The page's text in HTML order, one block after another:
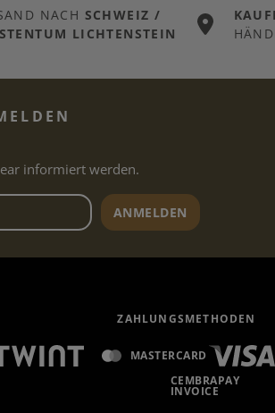
NACH SCHWEIZ /
LICHTENSTEIN
informiert werden.
E-Mail-Adresse ANMELDEN
ZAHLUNGSMETHODEN
MASTERCARD
CEMBRAPAY
INVOICE